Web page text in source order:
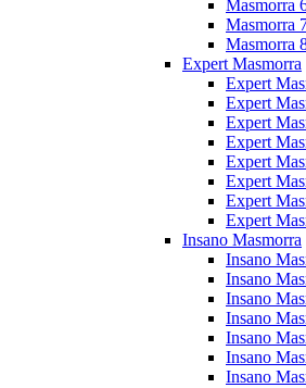
Masmorra
Masmorra
Masmorra
Expert Masmorra
Expert
Expert
Expert
Expert
Expert
Expert
Expert
Expert
Insano Masmorra
Insano
Insano
Insano
Insano
Insano
Insano
Insano